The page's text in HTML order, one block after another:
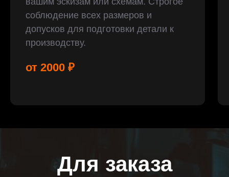
соблюдение всех размеров и
допусков для подготовки детали к
производству.
от 2000 ₽
Для заказа